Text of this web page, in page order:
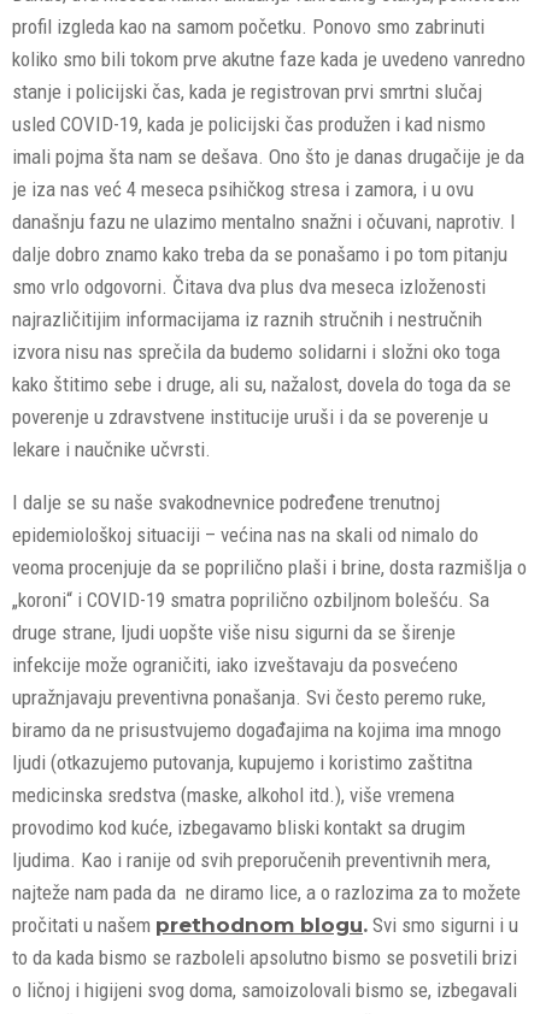
profil izgleda kao na samom početku. Ponovo smo zabrinuti
koliko smo bili tokom prve akutne faze kada je uvedeno vanredno
stanje i policijski čas, kada je registrovan prvi smrtni slučaj
usled COVID-19, kada je policijski čas produžen i kad nismo
imali pojma šta nam se dešava. Ono što je danas drugačije je da
je iza nas već 4 meseca psihičkog stresa i zamora, i u ovu
današnju fazu ne ulazimo mentalno snažni i očuvani, naprotiv. I
dalje dobro znamo kako treba da se ponašamo i po tom pitanju
smo vrlo odgovorni. Čitava dva plus dva meseca izloženosti
najrazličitijim informacijama iz raznih stručnih i nestručnih
izvora nisu nas sprečila da budemo solidarni i složni oko toga
kako štitimo sebe i druge, ali su, nažalost, dovela do toga da se
poverenje u zdravstvene institucije uruši i da se poverenje u
lekare i naučnike učvrsti.
I dalje se su naše svakodnevnice podređene trenutnoj
epidemiološkoj situaciji – većina nas na skali od nimalo do
veoma procenjuje da se poprilično plaši i brine, dosta razmišlja o
„koroni“ i COVID-19 smatra poprilično ozbiljnom bolešću. Sa
druge strane, ljudi uopšte više nisu sigurni da se širenje
infekcije može ograničiti, iako izveštavaju da posvećeno
upražnjavaju preventivna ponašanja. Svi često peremo ruke,
biramo da ne prisustvujemo događajima na kojima ima mnogo
ljudi (otkazujemo putovanja, kupujemo i koristimo zaštitna
medicinska sredstva (maske, alkohol itd.), više vremena
provodimo kod kuće, izbegavamo bliski kontakt sa drugim
ljudima. Kao i ranije od svih preporučenih preventivnih mera,
najteže nam pada da ne diramo lice, a o razlozima za to možete
pročitati u našem prethodnom blogu. Svi smo sigurni i u
to da kada bismo se razboleli apsolutno bismo se posvetili brizi
o ličnoj i higijeni svog doma, samoizolovali bismo se, izbegavali